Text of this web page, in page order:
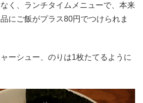
く、ランチタイムメニューで、本来
にご飯がプラス80円でつけられま
ーシュー、のりは1枚たてるように